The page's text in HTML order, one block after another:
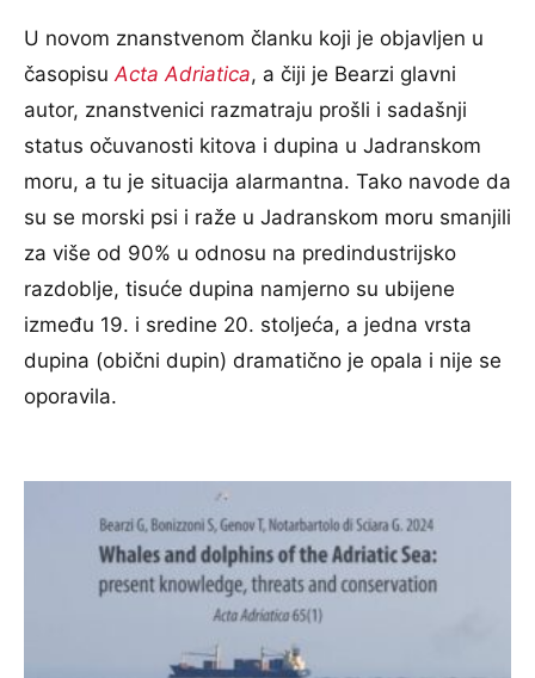
U novom znanstvenom članku koji je objavljen u
časopisu Acta Adriatica, a čiji je Bearzi glavni
autor, znanstvenici razmatraju prošli i sadašnji
status očuvanosti kitova i dupina u Jadranskom
moru, a tu je situacija alarmantna. Tako navode da
su se morski psi i raže u Jadranskom moru smanjili
za više od 90% u odnosu na predindustrijsko
razdoblje, tisuće dupina namjerno su ubijene
između 19. i sredine 20. stoljeća, a jedna vrsta
dupina (obični dupin) dramatično je opala i nije se
oporavila.